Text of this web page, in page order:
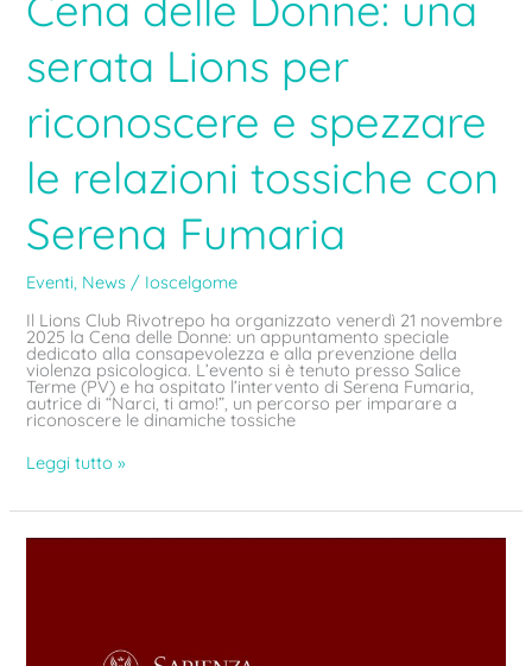
serata Lions per
riconoscere e spezzare
le relazioni tossiche con
Serena Fumaria
Eventi, News / Ioscelgome
Il Lions Club Rivotrepo ha organizzato venerdì 21 novembre
2025 la Cena delle Donne: un appuntamento speciale
dedicato alla consapevolezza e alla prevenzione della
violenza psicologica. L’evento si è tenuto presso Salice
Terme (PV) e ha ospitato l’intervento di Serena Fumaria,
autrice di “Narci, ti amo!”, un percorso per imparare a
riconoscere le dinamiche tossiche
Leggi tutto »
Violenza